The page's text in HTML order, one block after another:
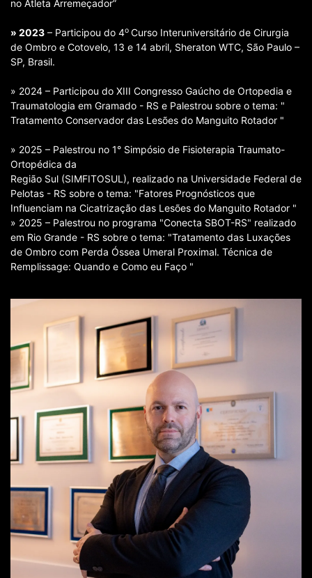
no Atleta Arremeçador”
» 2023 – Participou do 4o Curso Interuniversitário de Cirurgia
de Ombro e Cotovelo, 13 e 14 abril, Sheraton WTC, São Paulo –
SP, Brasil.
» 2024 – Participou do XIII Congresso Gaúcho de Ortopedia e
Traumatologia em Gramado - RS e Palestrou sobre o tema: "
Tratamento Conservador das Lesões do Manguito Rotador "
» 2025 – Palestrou no 1° Simpósio de Fisioterapia Traumato-
Ortopédica da
Região Sul (SIMFITOSUL), realizado na Universidade Federal de
Pelotas - RS sobre o tema: "Fatores Prognósticos que
Influenciam na Cicatrização das Lesões do Manguito Rotador "
» 2025 – Palestrou no programa "Conecta SBOT-RS" realizado
em Rio Grande - RS sobre o tema: "Tratamento das Luxações
de Ombro com Perda Óssea Umeral Proximal. Técnica de
Remplissage: Quando e Como eu Faço "